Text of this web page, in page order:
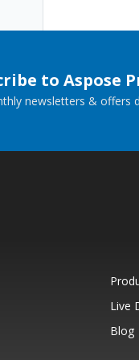
to Aspose
newsletters & offers
Live
Blog